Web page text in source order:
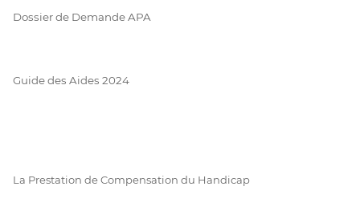
Dossier de Demande APA
Guide des Aides 2024
La Prestation de Compensation du Handicap